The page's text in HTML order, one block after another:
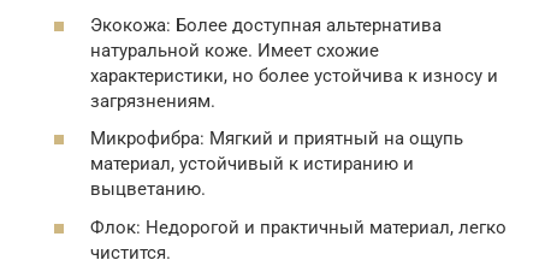
Экокожа: Более доступная альтернатива
натуральной коже. Имеет схожие
характеристики, но более устойчива к износу и
загрязнениям.
Микрофибра: Мягкий и приятный на ощупь
материал, устойчивый к истиранию и
выцветанию.
Флок: Недорогой и практичный материал, легко
чистится.